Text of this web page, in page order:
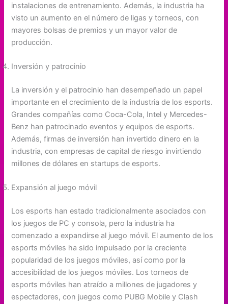
instalaciones de entrenamiento. Además, la industria ha
visto un aumento en el número de ligas y torneos, con
mayores bolsas de premios y un mayor valor de
producción.
Inversión y patrocinio
La inversión y el patrocinio han desempeñado un papel
importante en el crecimiento de la industria de los esports.
Grandes compañías como Coca-Cola, Intel y Mercedes-
Benz han patrocinado eventos y equipos de esports.
Además, firmas de inversión han invertido dinero en la
industria, con empresas de capital de riesgo invirtiendo
millones de dólares en startups de esports.
Expansión al juego móvil
Los esports han estado tradicionalmente asociados con
los juegos de PC y consola, pero la industria ha
comenzado a expandirse al juego móvil. El aumento de los
esports móviles ha sido impulsado por la creciente
popularidad de los juegos móviles, así como por la
accesibilidad de los juegos móviles. Los torneos de
esports móviles han atraído a millones de jugadores y
espectadores, con juegos como PUBG Mobile y Clash